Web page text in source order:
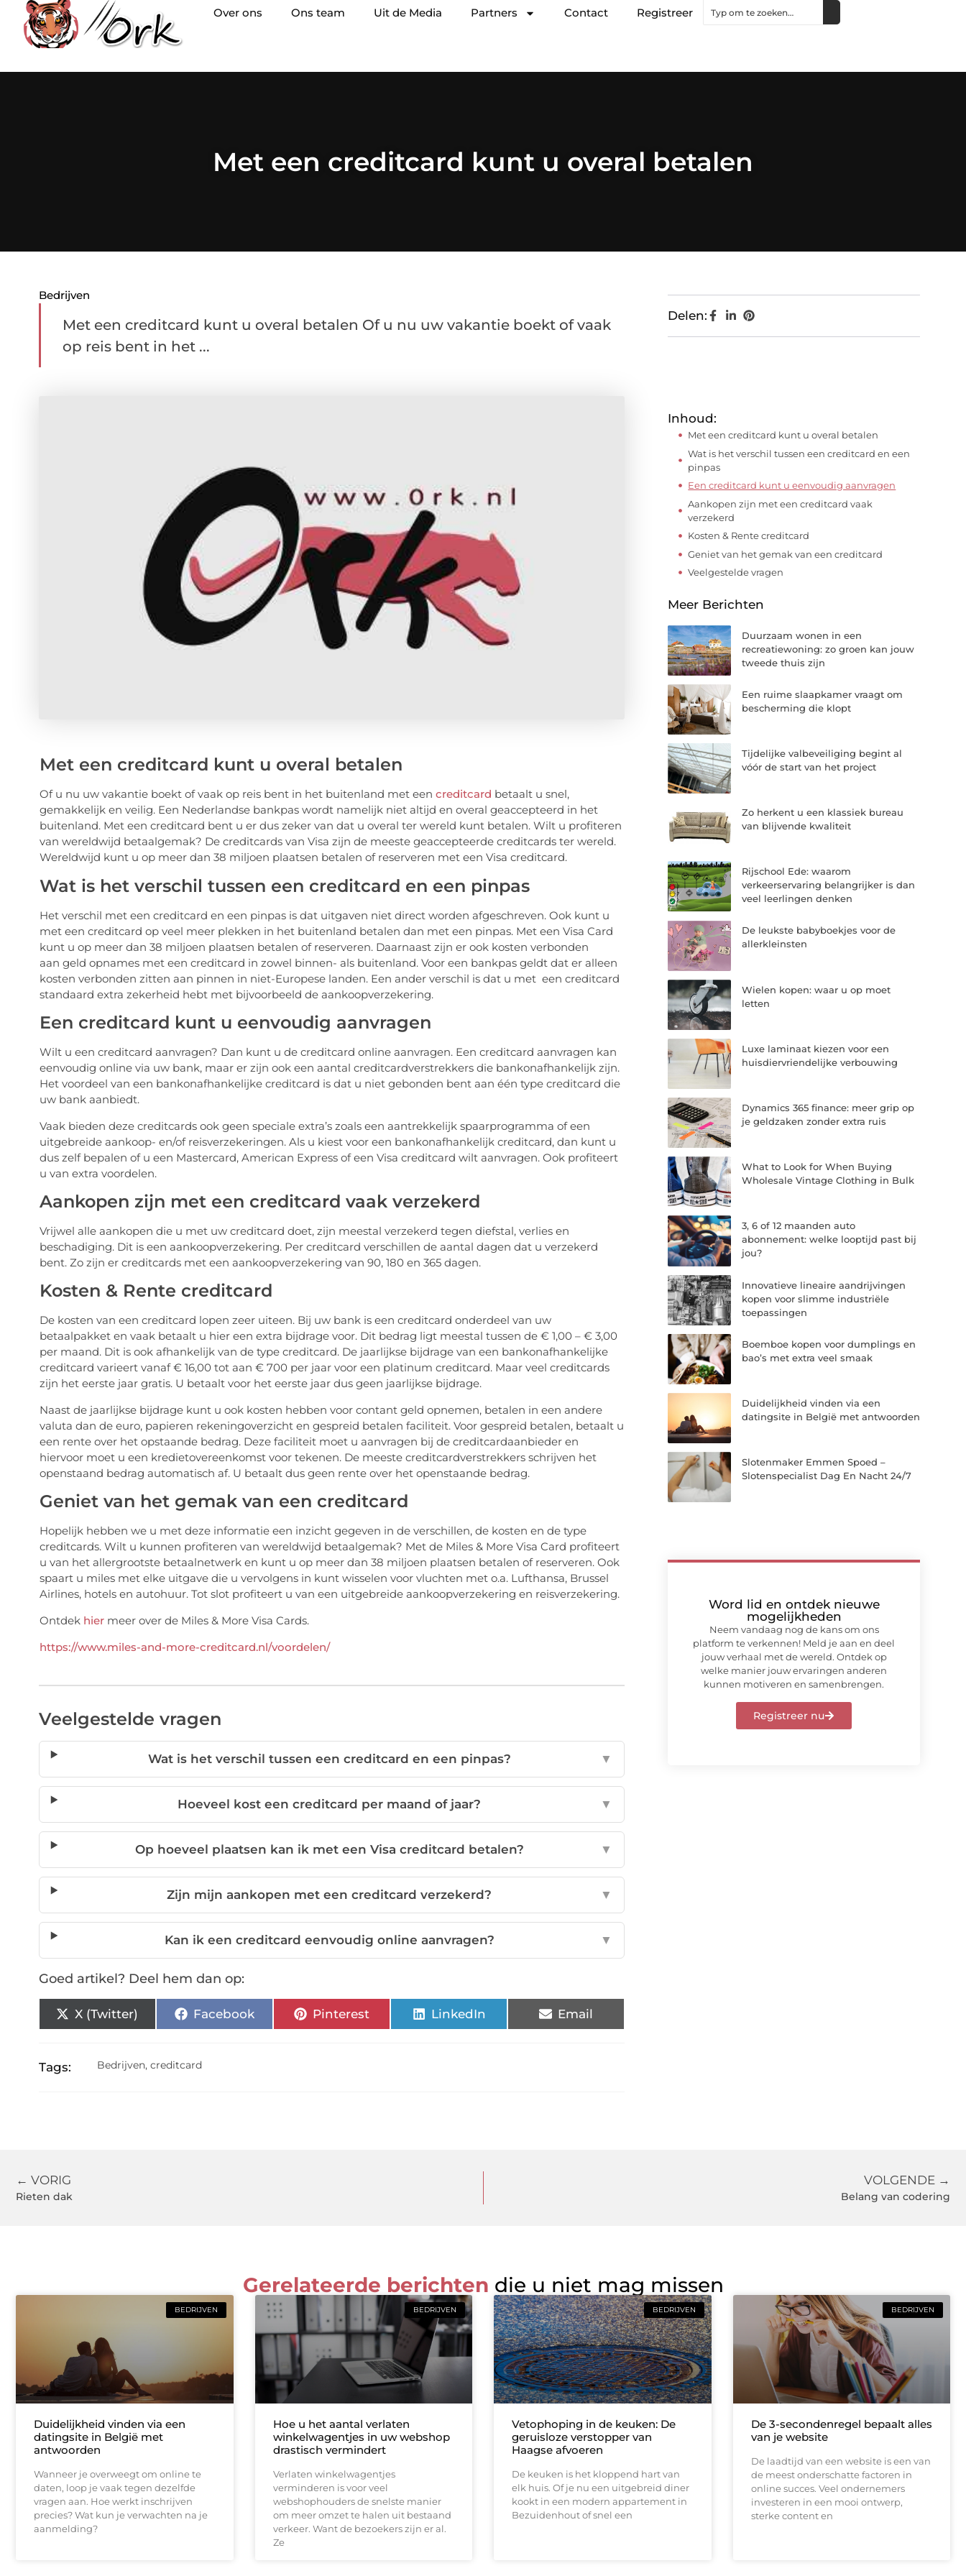
Over ons Ons team Uit de Media Partners Contact Registreer
Met een creditcard kunt u overal betalen
Bedrijven
Met een creditcard kunt u overal betalen Of u nu uw vakantie boekt of vaak
op reis bent in het ...
Met een creditcard kunt u overal betalen
Of u nu uw vakantie boekt of vaak op reis bent in het buitenland met een creditcard betaalt u snel,
gemakkelijk en veilig. Een Nederlandse bankpas wordt namelijk niet altijd en overal geaccepteerd in het
buitenland. Met een creditcard bent u er dus zeker van dat u overal ter wereld kunt betalen. Wilt u profiteren
van wereldwijd betaalgemak? De creditcards van Visa zijn de meeste geaccepteerde creditcards ter wereld.
Wereldwijd kunt u op meer dan 38 miljoen plaatsen betalen of reserveren met een Visa creditcard.
Wat is het verschil tussen een creditcard en een pinpas
Het verschil met een creditcard en een pinpas is dat uitgaven niet direct worden afgeschreven. Ook kunt u
met een creditcard op veel meer plekken in het buitenland betalen dan met een pinpas. Met een Visa Card
kunt u op meer dan 38 miljoen plaatsen betalen of reserveren. Daarnaast zijn er ook kosten verbonden
aan geld opnames met een creditcard in zowel binnen- als buitenland. Voor een bankpas geldt dat er alleen
kosten verbonden zitten aan pinnen in niet-Europese landen. Een ander verschil is dat u met een creditcard
standaard extra zekerheid hebt met bijvoorbeeld de aankoopverzekering.
Een creditcard kunt u eenvoudig aanvragen
Wilt u een creditcard aanvragen? Dan kunt u de creditcard online aanvragen. Een creditcard aanvragen kan
eenvoudig online via uw bank, maar er zijn ook een aantal creditcardverstrekkers die bankonafhankelijk zijn.
Het voordeel van een bankonafhankelijke creditcard is dat u niet gebonden bent aan één type creditcard die
uw bank aanbiedt.
Vaak bieden deze creditcards ook geen speciale extra’s zoals een aantrekkelijk spaarprogramma of een
uitgebreide aankoop- en/of reisverzekeringen. Als u kiest voor een bankonafhankelijk creditcard, dan kunt u
dus zelf bepalen of u een Mastercard, American Express of een Visa creditcard wilt aanvragen. Ook profiteert
u van extra voordelen.
Aankopen zijn met een creditcard vaak verzekerd
Vrijwel alle aankopen die u met uw creditcard doet, zijn meestal verzekerd tegen diefstal, verlies en
beschadiging. Dit is een aankoopverzekering. Per creditcard verschillen de aantal dagen dat u verzekerd
bent. Zo zijn er creditcards met een aankoopverzekering van 90, 180 en 365 dagen.
Kosten & Rente creditcard
De kosten van een creditcard lopen zeer uiteen. Bij uw bank is een creditcard onderdeel van uw
betaalpakket en vaak betaalt u hier een extra bijdrage voor. Dit bedrag ligt meestal tussen de € 1,00 – € 3,00
per maand. Dit is ook afhankelijk van de type creditcard. De jaarlijkse bijdrage van een bankonafhankelijke
creditcard varieert vanaf € 16,00 tot aan € 700 per jaar voor een platinum creditcard. Maar veel creditcards
zijn het eerste jaar gratis. U betaalt voor het eerste jaar dus geen jaarlijkse bijdrage.
Naast de jaarlijkse bijdrage kunt u ook kosten hebben voor contant geld opnemen, betalen in een andere
valuta dan de euro, papieren rekeningoverzicht en gespreid betalen faciliteit. Voor gespreid betalen, betaalt u
een rente over het opstaande bedrag. Deze faciliteit moet u aanvragen bij de creditcardaanbieder en
hiervoor moet u een kredietovereenkomst voor tekenen. De meeste creditcardverstrekkers schrijven het
openstaand bedrag automatisch af. U betaalt dus geen rente over het openstaande bedrag.
Geniet van het gemak van een creditcard
Hopelijk hebben we u met deze informatie een inzicht gegeven in de verschillen, de kosten en de type
creditcards. Wilt u kunnen profiteren van wereldwijd betaalgemak? Met de Miles & More Visa Card profiteert
u van het allergrootste betaalnetwerk en kunt u op meer dan 38 miljoen plaatsen betalen of reserveren. Ook
spaart u miles met elke uitgave die u vervolgens in kunt wisselen voor vluchten met o.a. Lufthansa, Brussel
Airlines, hotels en autohuur. Tot slot profiteert u van een uitgebreide aankoopverzekering en reisverzekering.
Ontdek hiermeer over de Miles & More Visa Cards.
https://www.miles-and-more-creditcard.nl/voordelen/
Veelgestelde vragen
Wat is het verschil tussen een creditcard en een pinpas? ▼
Hoeveel kost een creditcard per maand of jaar? ▼
Op hoeveel plaatsen kan ik met een Visa creditcard betalen? ▼
Zijn mijn aankopen met een creditcard verzekerd? ▼
Kan ik een creditcard eenvoudig online aanvragen? ▼
Goed artikel? Deel hem dan op:
X (Twitter) Facebook Pinterest LinkedIn Email
Tags: Bedrijven,creditcard
Delen:
Inhoud:
Met een creditcard kunt u overal betalen
Wat is het verschil tussen een creditcard en een
pinpas
Een creditcard kunt u eenvoudig aanvragen
Aankopen zijn met een creditcard vaak
verzekerd
Kosten & Rente creditcard
Geniet van het gemak van een creditcard
Veelgestelde vragen
Meer Berichten
Duurzaam wonen in een
recreatiewoning: zo groen kan jouw
tweede thuis zijn
Een ruime slaapkamer vraagt om
bescherming die klopt
Tijdelijke valbeveiliging begint al
vóór de start van het project
Zo herkent u een klassiek bureau
van blijvende kwaliteit
Rijschool Ede: waarom
verkeerservaring belangrijker is dan
veel leerlingen denken
De leukste babyboekjes voor de
allerkleinsten
Wielen kopen: waar u op moet
letten
Luxe laminaat kiezen voor een
huisdiervriendelijke verbouwing
Dynamics 365 finance: meer grip op
je geldzaken zonder extra ruis
What to Look for When Buying
Wholesale Vintage Clothing in Bulk
3, 6 of 12 maanden auto
abonnement: welke looptijd past bij
jou?
Innovatieve lineaire aandrijvingen
kopen voor slimme industriële
toepassingen
Boemboe kopen voor dumplings en
bao’s met extra veel smaak
Duidelijkheid vinden via een
datingsite in België met antwoorden
Slotenmaker Emmen Spoed –
Slotenspecialist Dag En Nacht 24/7
Word lid en ontdek nieuwe
mogelijkheden
Neem vandaag nog de kans om ons
platform te verkennen! Meld je aan en deel
jouw verhaal met de wereld. Ontdek op
welke manier jouw ervaringen anderen
kunnen motiveren en samenbrengen.
Registreer nu
← VORIG
Rieten dak
VOLGENDE →
Belang van codering
Gerelateerde berichten die u niet mag missen
BEDRIJVEN
Duidelijkheid vinden via een
datingsite in België met
antwoorden
Wanneer je overweegt om online te
daten, loop je vaak tegen dezelfde
vragen aan. Hoe werkt inschrijven
precies? Wat kun je verwachten na je
aanmelding?
BEDRIJVEN
Hoe u het aantal verlaten
winkelwagentjes in uw webshop
drastisch vermindert
Verlaten winkelwagentjes
verminderen is voor veel
webshophouders de snelste manier
om meer omzet te halen uit bestaand
verkeer. Want de bezoekers zijn er al.
Ze
BEDRIJVEN
Vetophoping in de keuken: De
geruisloze verstopper van
Haagse afvoeren
De keuken is het kloppend hart van
elk huis. Of je nu een uitgebreid diner
kookt in een modern appartement in
Bezuidenhout of snel een
BEDRIJVEN
De 3-secondenregel bepaalt alles
van je website
De laadtijd van een website is een van
de meest onderschatte factoren in
online succes. Veel ondernemers
investeren in een mooi ontwerp,
sterke content en